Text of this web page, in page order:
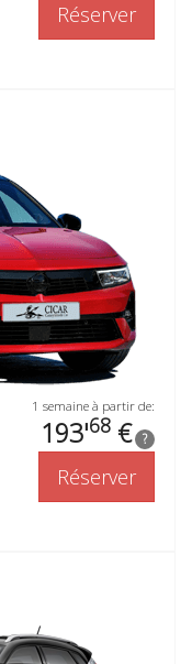
Réserver
1 semaine à partir de:
193'68 € ?
Réserver